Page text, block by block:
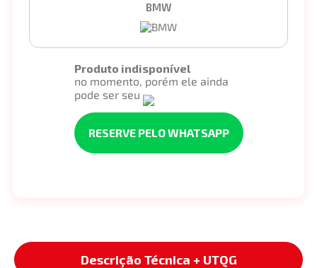
BMW
Produto indisponível
no momento, porém ele ainda
pode ser seu
RESERVE PELO WHATSAPP
Descrição Técnica + UTQG